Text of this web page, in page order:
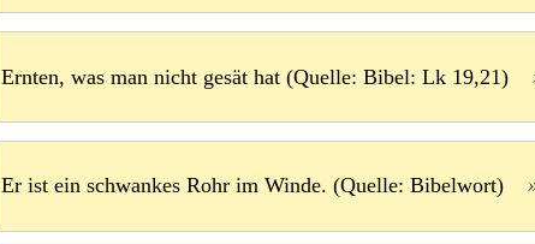
Ernten, was man nicht gesät hat (Quelle: Bibel: Lk 19,21)
Er ist ein schwankes Rohr im Winde. (Quelle: Bibelwort)